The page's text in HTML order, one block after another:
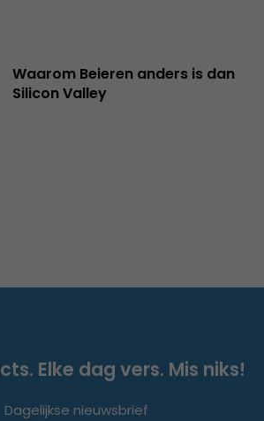
Waarom Beieren anders is dan
Silicon Valley
Elke dag vers. Mis niks!
Dagelijkse nieuwsbrief